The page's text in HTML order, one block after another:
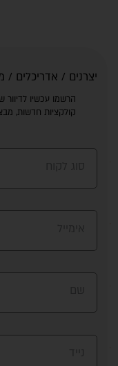
יצרנים / אדריכלים /
הרשמו עכשיו לדיוור
קולקציות חדשות,